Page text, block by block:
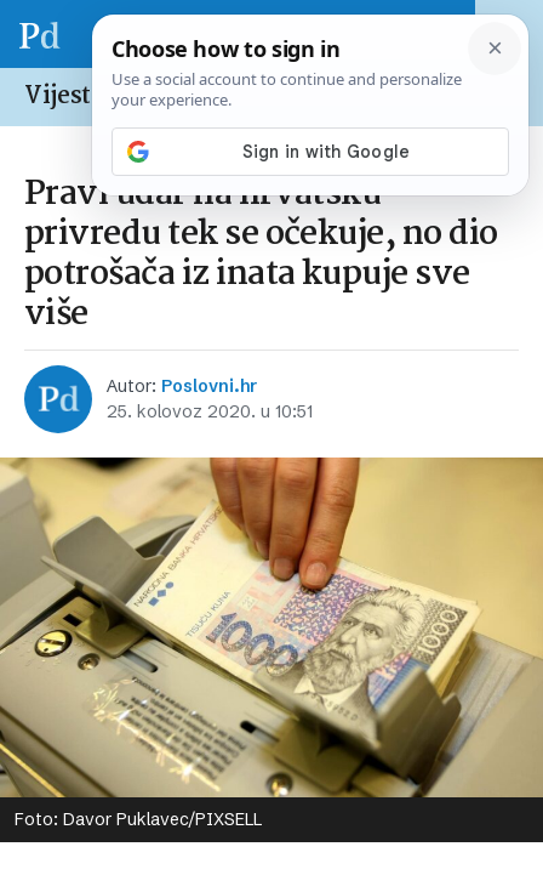
Vijesti /Hrvatska
Pravi udar na hrvatsku
privredu tek se očekuje, no dio
potrošača iz inata kupuje sve
više
Autor: Poslovni.hr
25. kolovoz 2020. u 10:51
Foto: Davor Puklavec/PIXSELL